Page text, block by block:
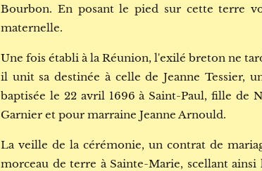
Bourbon. En posant le pied sur cette terre
maternelle.
Une fois établi à la Réunion, l'exilé breton ne
il unit sa destinée à celle de Jeanne Tessier,
baptisée le 22 avril 1696 à Saint-Paul, fille de
Garnier et pour marraine Jeanne Arnould.
La veille de la cérémonie, un contrat de
morceau de terre à Sainte-Marie, scellant